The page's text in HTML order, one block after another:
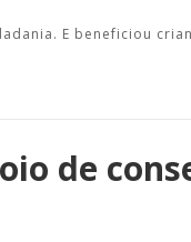
E beneficiou
de